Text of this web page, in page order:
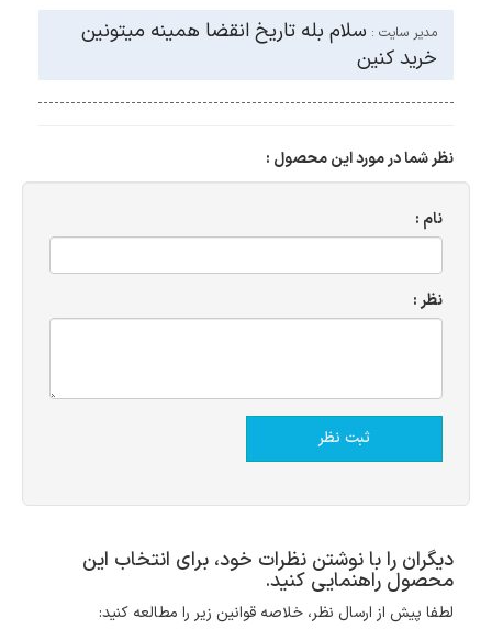
مدیر سایت : سلام بله تاریخ انقضا همینه میتونین
خرید کنین
نظر شما در مورد این محصول :
نام :
نظر :
دیگران را با نوشتن نظرات خود، برای انتخاب این
محصول راهنمایی کنید.
لطفا پیش از ارسال نظر، خلاصه قوانین زیر را مطالعه کنید: